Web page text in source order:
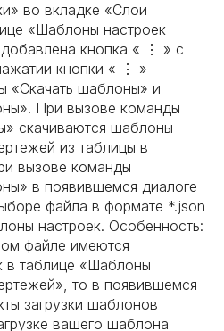
во вкладке «Слои
«Шаблоны настроек
кнопка « ⋮ » с
кнопки « ⋮ »
«Скачать шаблоны» и
При вызове команды
скачиваются шаблоны
из таблицы в
вызове команды
в появившемся диалоге
файла в формате *.json
настроек. Особенность:
файле имеются
в таблице «Шаблоны
то в появившемся
загрузки шаблонов
вашего шаблона